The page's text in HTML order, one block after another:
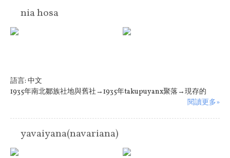
nia hosa
語言: 中文
1935年南北鄒族社地與舊社→1935年takupuyanx聚落→現存的
閱讀更多»
yavaiyana(navariana)